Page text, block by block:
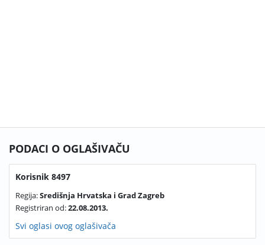
PODACI O OGLAŠIVAČU
Korisnik 8497
Regija:Središnja Hrvatska i Grad Zagreb
Registriran od:22.08.2013.
Svi oglasi ovog oglašivača